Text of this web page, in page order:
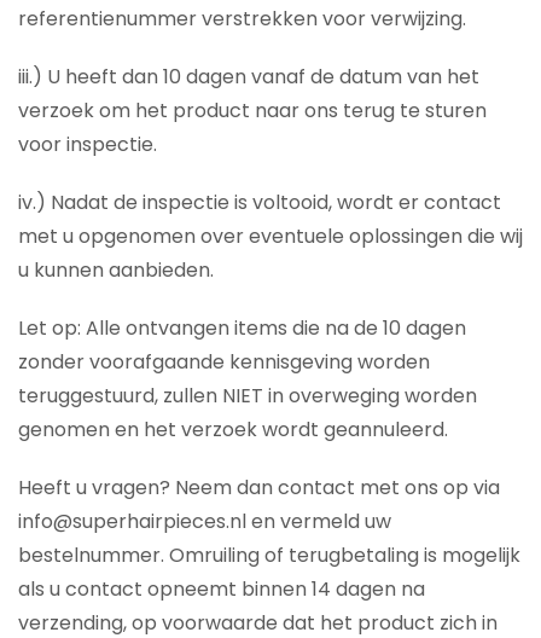
referentienummer verstrekken voor verwijzing.
iii.) U heeft dan 10 dagen vanaf de datum van het
verzoek om het product naar ons terug te sturen
voor inspectie.
iv.) Nadat de inspectie is voltooid, wordt er contact
met u opgenomen over eventuele oplossingen die wij
u kunnen aanbieden.
Let op: Alle ontvangen items die na de 10 dagen
zonder voorafgaande kennisgeving worden
teruggestuurd, zullen NIET in overweging worden
genomen en het verzoek wordt geannuleerd.
Heeft u vragen? Neem dan contact met ons op via
info@superhairpieces.nl en vermeld uw
bestelnummer. Omruiling of terugbetaling is mogelijk
als u contact opneemt binnen 14 dagen na
verzending, op voorwaarde dat het product zich in